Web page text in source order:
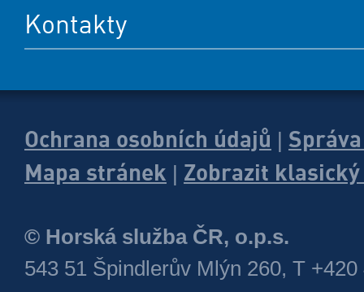
Kontakty
Ochrana osobních údajů
Mapa stránek
Zobrazit
© Horská služba ČR, o.p.s.
543 51 Špindlerův Mlýn 260, T +420